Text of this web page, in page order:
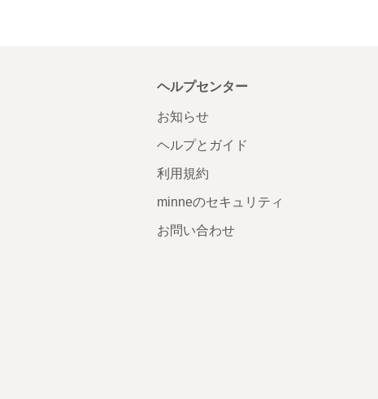
ヘルプセンター
お知らせ
ヘルプとガイド
利用規約
minneのセキュリティ
お問い合わせ